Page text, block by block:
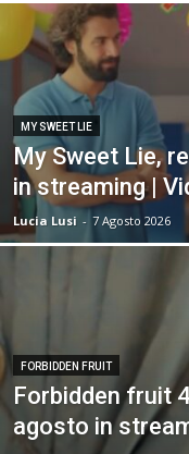
MY SWEET LIE
My Sweet Lie,
in streaming |
Lucia Lusi - 7 Agosto 2026
FORBIDDEN FRUIT
Forbidden fruit
agosto in